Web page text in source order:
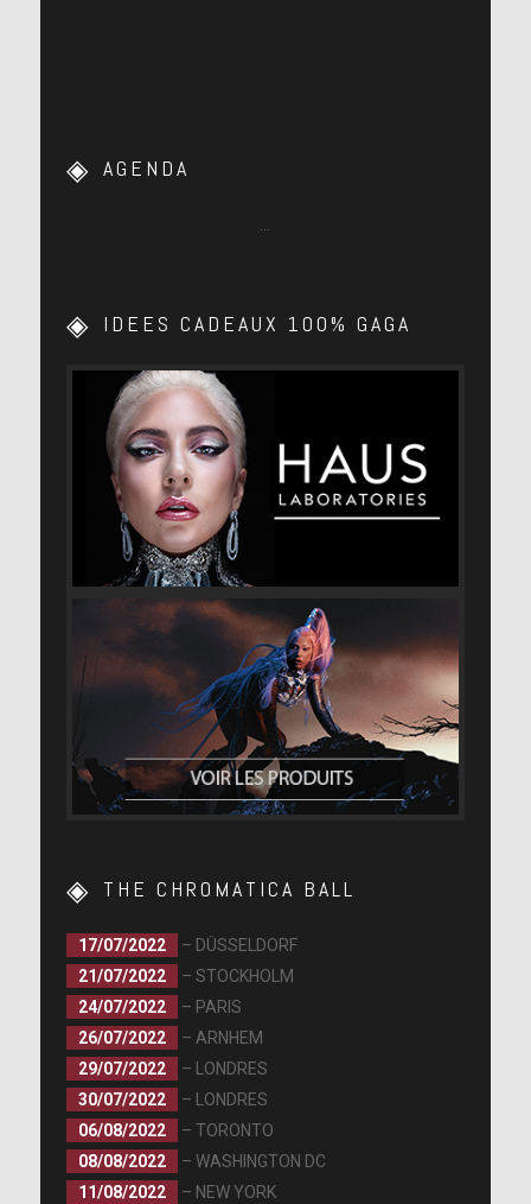
AGENDA
IDEES CADEAUX 100% GAGA
THE CHROMATICA BALL
17/07/2022
– DÜSSELDORF
21/07/2022
– STOCKHOLM
24/07/2022
– PARIS
26/07/2022
– ARNHEM
29/07/2022
– LONDRES
30/07/2022
– LONDRES
06/08/2022
– TORONTO
08/08/2022
– WASHINGTON DC
11/08/2022
– NEW YORK